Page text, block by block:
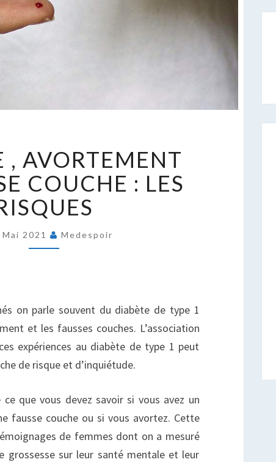
,
AVORTEMENT
ET
FAUSSE
COUCHE
:
LES
, AVORTEMENT
COUCHE : LES
Mai 2021 Medespoir
on parle souvent du diabète de type 1
et les fausses couches. L’association
expériences au diabète de type 1 peut
de risque et d’inquiétude.
que vous devez savoir si vous avez un
fausse couche ou si vous avortez. Cette
de femmes dont on a mesuré
grossesse sur leur santé mentale et leur